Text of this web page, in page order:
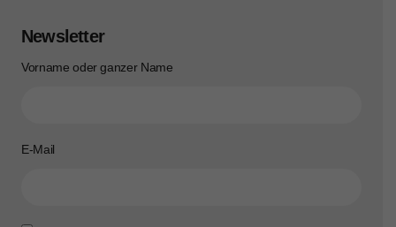
Newsletter
Vorname oder ganzer Name
E-Mail